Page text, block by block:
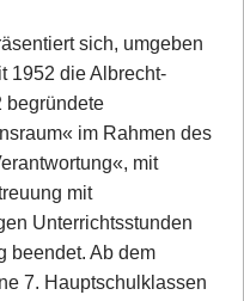
sich, umgeben
1952 die Albrecht-
begründete
im Rahmen des
mit
mit
Unterrichtsstunden
beendet. Ab dem
7. Hauptschulklassen